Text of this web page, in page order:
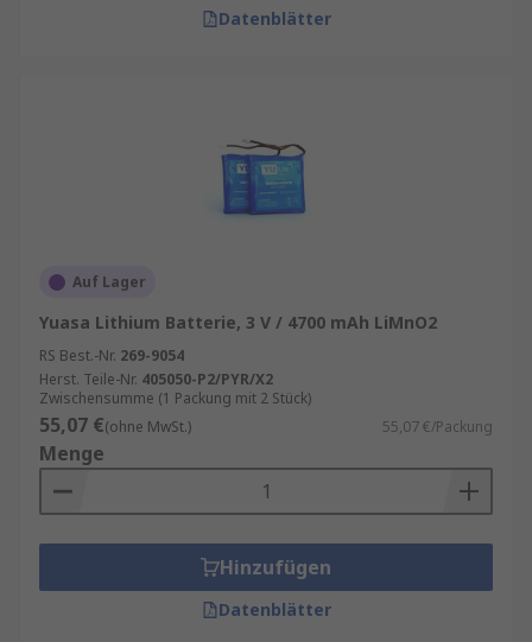
Datenblätter
Auf Lager
Yuasa Lithium Batterie, 3 V / 4700 mAh LiMnO2
RS Best.-Nr. 269-9054
Herst. Teile-Nr. 405050-P2/PYR/X2
Zwischensumme (1 Packung mit 2 Stück)
55,07 €(ohne MwSt.) 55,07 €/Packung
Menge
Hinzufügen
Datenblätter